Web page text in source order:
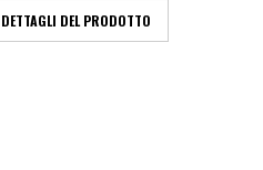
DETTAGLI DEL PRODOTTO